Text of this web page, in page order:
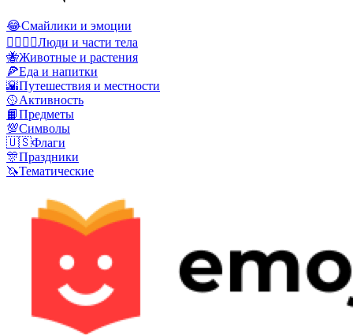
😂Смайлики и эмоции
👩‍❤️‍💋‍👨Люди и части тела
🐝Животные и растения
🍕Еда и напитки
🌇Путешествия и местности
🥎Активность
📙Предметы
💯Символы
🇺🇸Флаги
🎊Праздники
🦄Тематические